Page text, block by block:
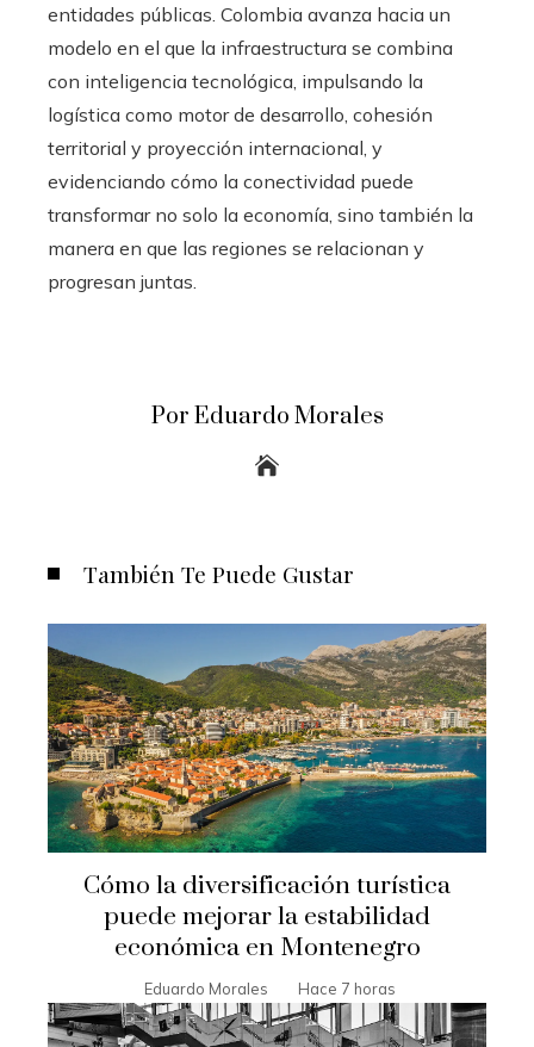
entidades públicas. Colombia avanza hacia un
modelo en el que la infraestructura se combina
con inteligencia tecnológica, impulsando la
logística como motor de desarrollo, cohesión
territorial y proyección internacional, y
evidenciando cómo la conectividad puede
transformar no solo la economía, sino también la
manera en que las regiones se relacionan y
progresan juntas.
Por Eduardo Morales
También Te Puede Gustar
Cómo la diversificación turística
puede mejorar la estabilidad
económica en Montenegro
Eduardo Morales Hace 7 horas